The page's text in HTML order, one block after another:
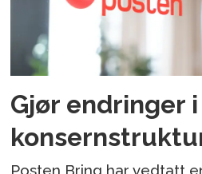
Gjør endringer i
Posten Bring har vedtatt